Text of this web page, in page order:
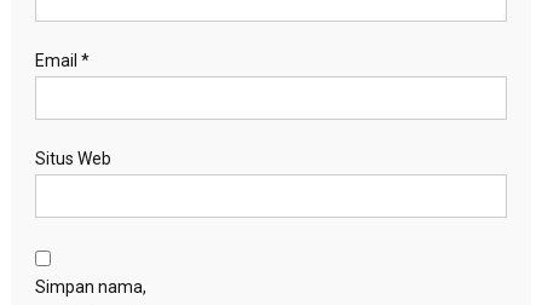
Email *
Situs Web
Simpan nama,